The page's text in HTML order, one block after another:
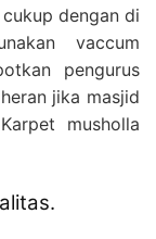
dengan di
vaccum
pengurus
jika masjid
musholla